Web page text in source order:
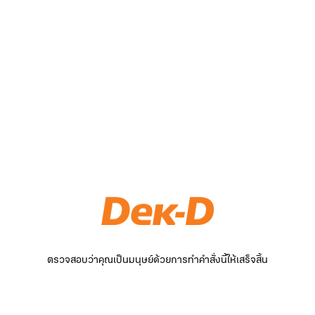
ตรวจสอบว่าคุณเป็นมนุษย์ด้วยการทำคำสั่งนี้ให้เสร็จสิ้น